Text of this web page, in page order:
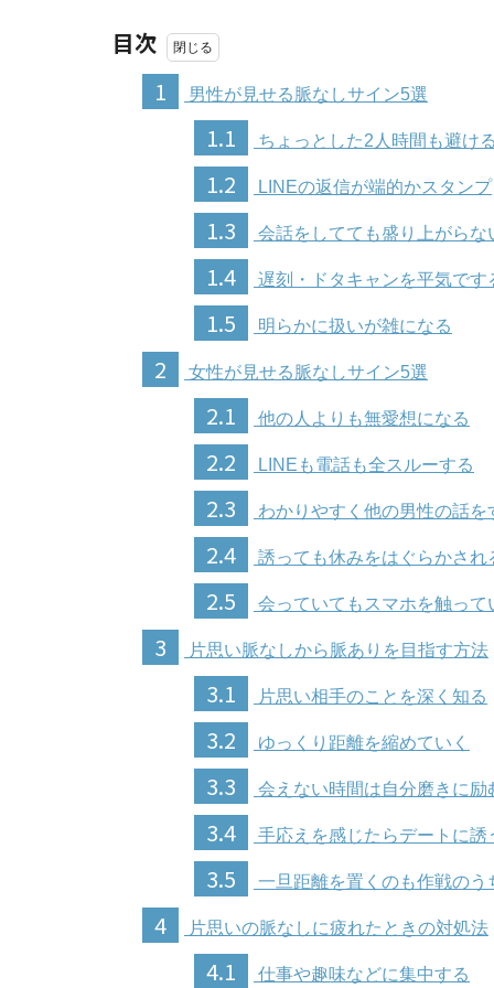
目次
1
男性が見せる脈なしサイン5選
1.1 ちょっとした2人時間も避ける
1.2 LINEの返信が端的かスタンプ
1.3 会話をしてても盛り上がらな
1.4 遅刻・ドタキャンを平気です
1.5 明らかに扱いが雑になる
2 女性が見せる脈なしサイン5選
2.1 他の人よりも無愛想になる
2.2 LINEも電話も全スルーする
2.3 わかりやすく他の男性の話を
2.4 誘っても休みをはぐらかされ
2.5 会っていてもスマホを触って
3 片思い脈なしから脈ありを目指す方法
3.1 片思い相手のことを深く知る
3.2 ゆっくり距離を縮めていく
3.3 会えない時間は自分磨きに励
3.4 手応えを感じたらデートに誘
3.5 一旦距離を置くのも作戦のう
4 片思いの脈なしに疲れたときの対処法
4.1 仕事や趣味などに集中する